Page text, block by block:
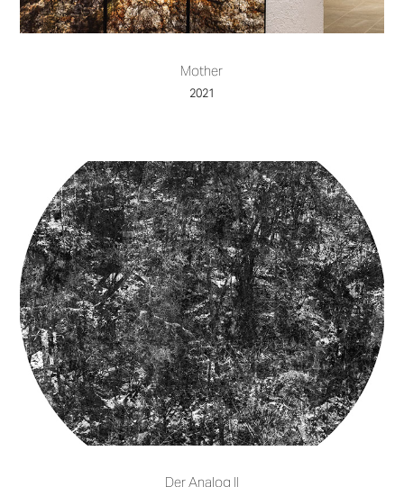
Mother
2021
Der Analog II